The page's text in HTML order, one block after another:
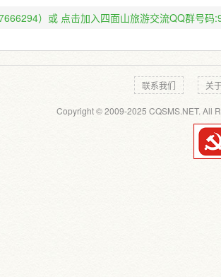
）或 点击加入四面山旅游交流QQ群号码
联系我们 关
Copyright © 2009-2025 CQSMS.NET. All